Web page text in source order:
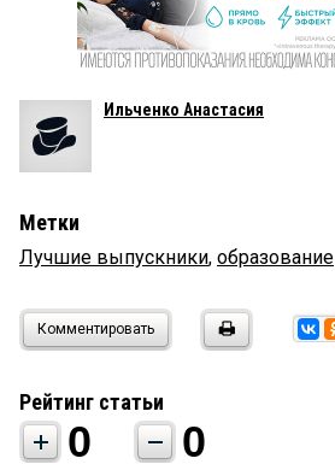
Ильченко Анастасия
Метки
Лучшие выпускники, образование
Комментировать
Рейтинг статьи
0 0